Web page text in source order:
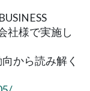
社様で実施し
から読み解く